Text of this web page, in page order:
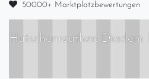
50000+ Marktplatzbewertungen
Hutschenreuther: Diadem